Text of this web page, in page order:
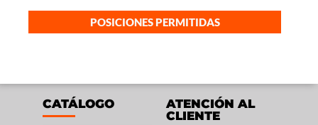
POSICIONES PERMITIDAS
CATÁLOGO
ATENCIÓN AL
CLIENTE